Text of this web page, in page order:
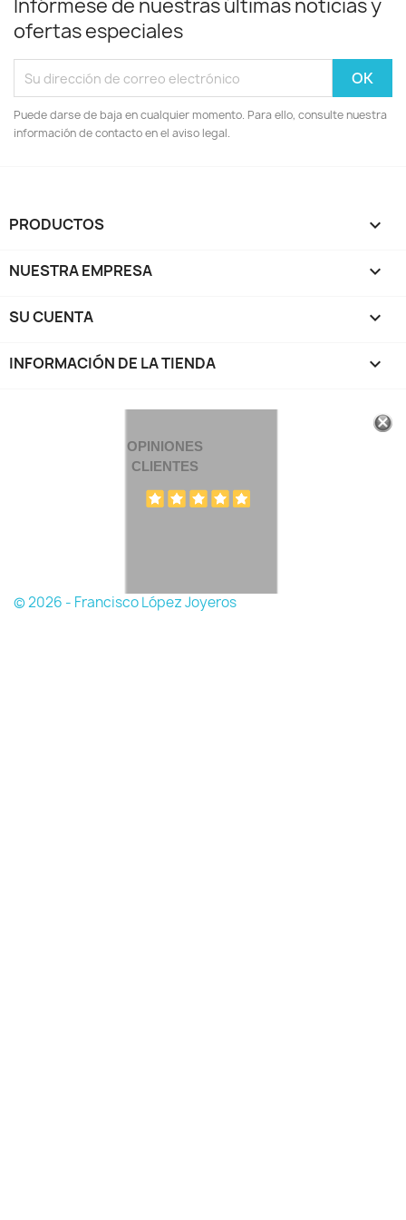
Infórmese de nuestras últimas noticias y
ofertas especiales
Puede darse de baja en cualquier momento. Para ello, consulte nuestra
información de contacto en el aviso legal.
PRODUCTOS 
NUESTRA EMPRESA 
SU CUENTA 
INFORMACIÓN DE LA TIENDA keyboard_arrow_down
OPINIONES
CLIENTES
© 2026 - Francisco López Joyeros